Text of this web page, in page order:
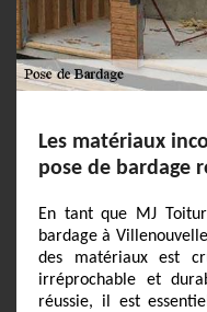
Les matériaux
pose de bardage
En tant que MJ
bardage à
des matériaux est
irréprochable et
réussie, il est